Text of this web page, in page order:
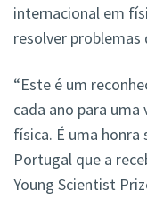
internacional em
resolver problemas
“Este é um
cada ano para
física. É uma honra
Portugal que a
Young Scientist